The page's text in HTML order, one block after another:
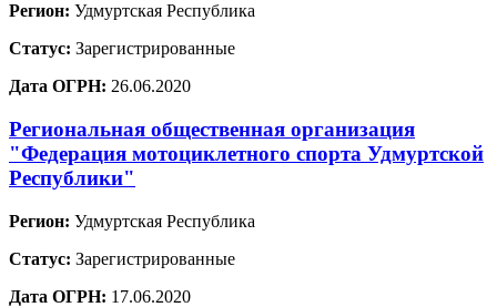
Регион: Удмуртская Республика
Статус: Зарегистрированные
Дата ОГРН: 26.06.2020
Региональная общественная организация
"Федерация мотоциклетного спорта Удмуртской
Республики"
Регион: Удмуртская Республика
Статус: Зарегистрированные
Дата ОГРН: 17.06.2020